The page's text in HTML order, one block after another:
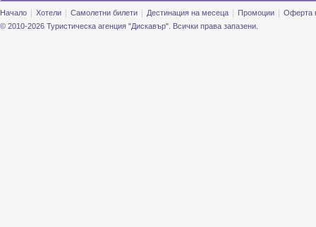
Начало Хотели Самолетни билети Дестинация на месеца Промоции
Оферта
© 2010-2026 Туристическа агенция "Дискавър". Всички права запазени.